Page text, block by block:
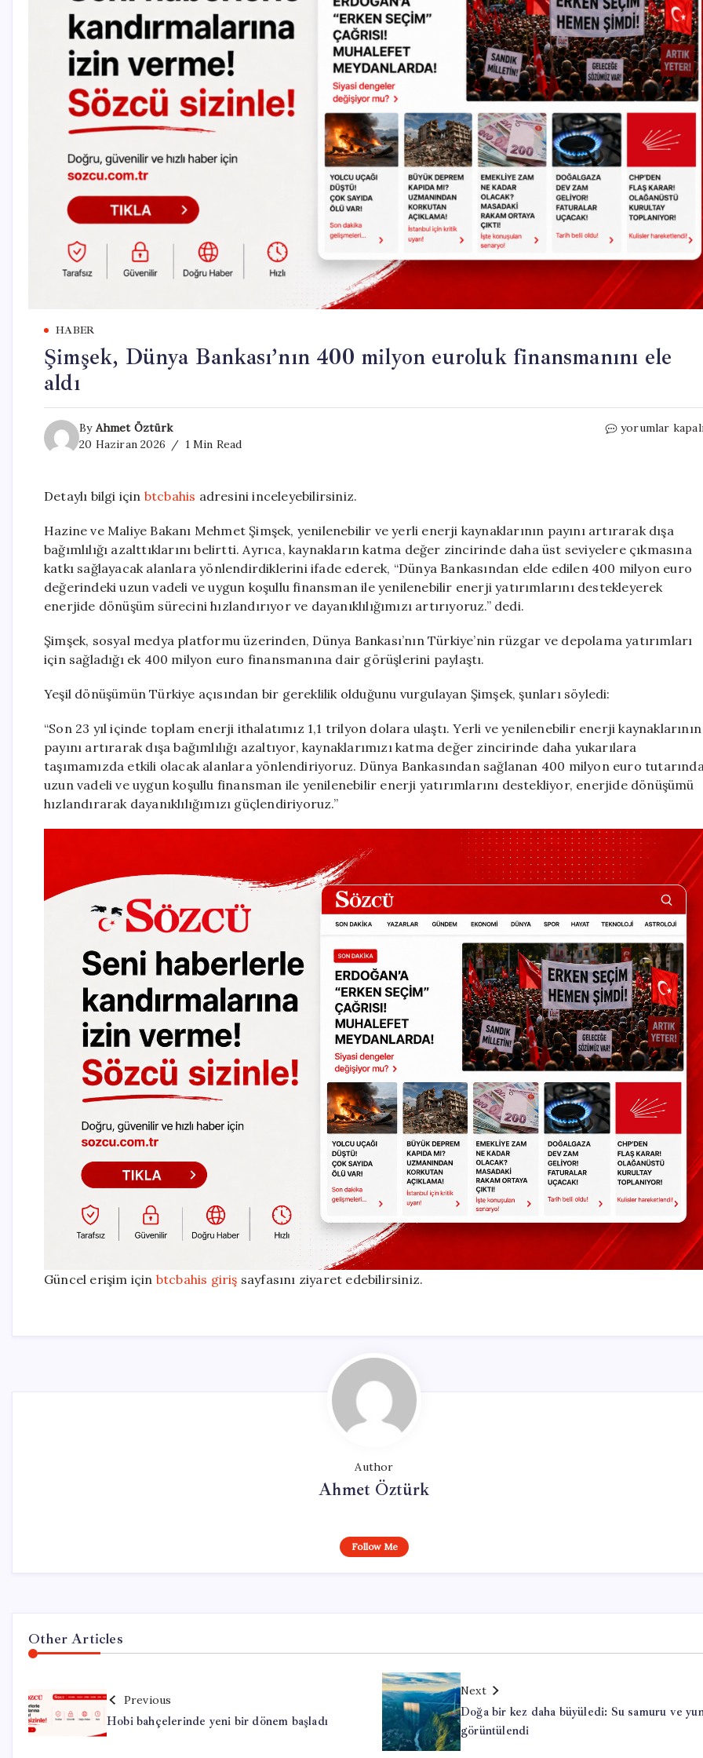
HABER
Şimşek, Dünya Bankası’nın 400 milyon euroluk finansmanını ele
aldı
By Ahmet Öztürk
20 Haziran 2026
1 Min Read
Şimşek,
finansmanını
aldı
için
yorumlar
Detaylı bilgi için btcbahis adresini inceleyebilirsiniz.
Hazine ve Maliye Bakanı Mehmet Şimşek, yenilenebilir ve yerli enerji kaynaklarının payını artırarak dışa
bağımlılığı azalttıklarını belirtti. Ayrıca, kaynakların katma değer zincirinde daha üst seviyelere çıkmasına
katkı sağlayacak alanlara yönlendirdiklerini ifade ederek, “Dünya Bankasından elde edilen 400 milyon euro
değerindeki uzun vadeli ve uygun koşullu finansman ile yenilenebilir enerji yatırımlarını destekleyerek
enerjide dönüşüm sürecini hızlandırıyor ve dayanıklılığımızı artırıyoruz.” dedi.
Şimşek, sosyal medya platformu üzerinden, Dünya Bankası’nın Türkiye’nin rüzgar ve depolama yatırımları
için sağladığı ek 400 milyon euro finansmanına dair görüşlerini paylaştı.
Yeşil dönüşümün Türkiye açısından bir gereklilik olduğunu vurgulayan Şimşek, şunları söyledi:
“Son 23 yıl içinde toplam enerji ithalatımız 1,1 trilyon dolara ulaştı. Yerli ve yenilenebilir enerji kaynaklarının
payını artırarak dışa bağımlılığı azaltıyor, kaynaklarımızı katma değer zincirinde daha yukarılara
taşımamızda etkili olacak alanlara yönlendiriyoruz. Dünya Bankasından sağlanan 400 milyon euro
uzun vadeli ve uygun koşullu finansman ile yenilenebilir enerji yatırımlarını destekliyor, enerjide dönüşümü
hızlandırarak dayanıklılığımızı güçlendiriyoruz.”
Güncel erişim için btcbahis giriş sayfasını ziyaret edebilirsiniz.
Author
Ahmet Öztürk
Follow Me
Other Articles
Previous
Hobi bahçelerinde yeni bir dönem başladı
Next
Doğa bir kez daha büyüledi: Su samuru ve
görüntülendi